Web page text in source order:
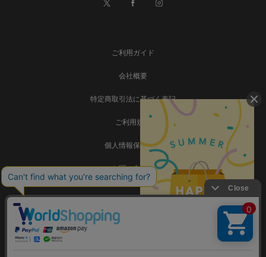
ご利用ガイド
会社概要
特定商取引法に基づく表記
ご利用規約
個人情報保護方針
お問い合わせ
事業再構築
Copyright © SADAMATSU Co., Ltd. all rights reserved.